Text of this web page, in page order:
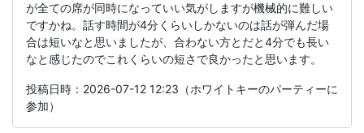
が全ての席が同時になっていい気がしますが機械的に難しい
ですかね。話す時間が4分くらいしかないのは話が弾んだ場
合は短いなと思いましたが、合わない方とだと4分でも長い
なと感じたのでこれくらいの短さで良かったと思います。
投稿日時：2026-07-12 12:23（ホワイトキーのパーティーに
参加）